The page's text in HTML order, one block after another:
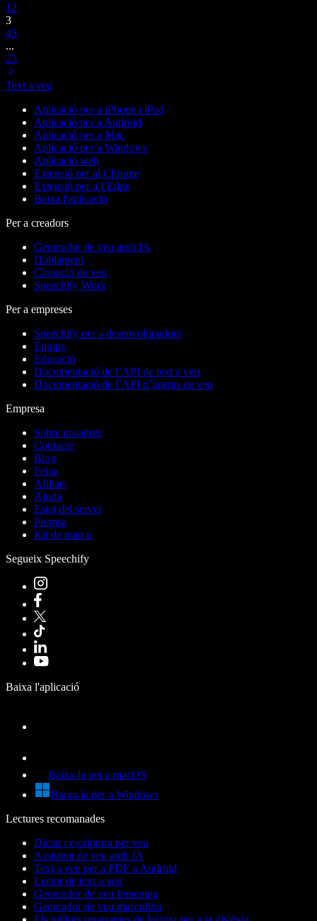
1 2
3
45
...
23
Text a veu
Aplicació per a iPhone i iPad
Aplicació per a Android
Aplicació per a Mac
Aplicació per a Windows
Aplicació web
Extensió per al Chrome
Extensió per a l’Edge
Baixa l'aplicació
Per a creadors
Generador de veu amb IA
Doblament
Clonació de veu
Speechify Work
Per a empreses
Speechify per a desenvolupadors
Equips
Educació
Documentació de l’API de text a veu
Documentació de l’API d’agents de veu
Empresa
Sobre nosaltres
Contacte
Blog
Feina
Afiliats
Ajuda
Estat del servei
Premsa
Kit de marca
Segueix Speechify
Baixa l'aplicació
Baixa-la per a macOS
Baixa-la per a Windows
Lectures recomanades
Dictat i escriptura per veu
Assistent de veu amb IA
Text a veu per a PDF a Android
Lector de text a veu
Generador de veu femenina
Generador de veu masculina